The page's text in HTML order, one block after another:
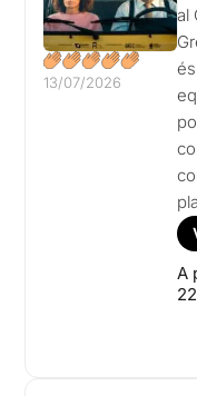
13/07/2026
al
A